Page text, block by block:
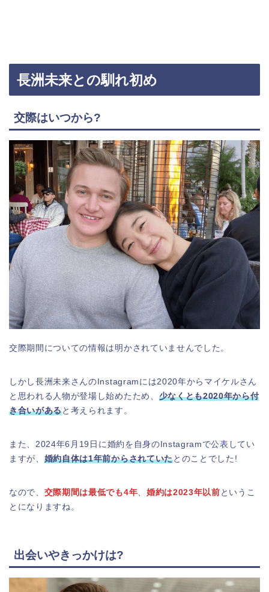
長洲未来との馴れ初め
交際はいつから?
交際期間についての情報は明かされていませんでした。
しかし長洲未来さんのInstagramには2020年からマイケルさん
と思われる人物が登場し始めたため、 少なくとも2020年から付
き合いがあると考えられます。
また、2024年6月19日に婚約を自身のInstagramで公表してい
ますが、 婚約自体は1年前からされていたとのことでした!
なので、 交際期間は最低でも4年 婚約は2023年以前 というこ
とになりますね。
出会いやきっかけは?